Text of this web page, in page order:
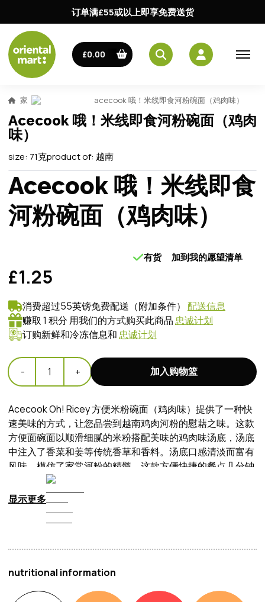
订单满£55或以上即享免费送货
£0.00
家 acecook 哦！米线即食河粉碗面（鸡肉味）
Acecook 哦！米线即食河粉碗面（鸡肉
味）
size: 71克product of: 越南
Acecook 哦！米线即食
河粉碗面（鸡肉味）
£1.25
有货 加到我的愿望清单
消费超过55英镑免费配送（附加条件） 配送信息
赚取 1 积分 用我们的方式购买此商品忠诚计划
订购新鲜和冷冻信息和忠诚计划
- 1 + 加入购物篮
Acecook Oh! Ricey 方便米粉碗面（鸡肉味）提供了一种快
速美味的方式，让您品尝到越南鸡肉河粉的慰藉之味。这款
方便面碗面以顺滑细腻的米粉搭配美味的鸡肉味汤底，汤底
中注入了香菜和姜等传统香草和香料。汤底口感清淡而富有
风味，模仿了家常河粉的精髓。这款方便快捷的餐点几分钟
即可享用，非常适合忙碌的日子，当您想要一碗温暖、令人
满足的河粉，而又不想从头开始烹饪时。是午餐、晚餐或便
显示更多
nutritional information